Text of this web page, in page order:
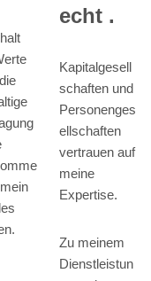
echt .
Kapitalgesell
schaften und
Personenges
ellschaften
vertrauen auf
meine
Expertise.
Zu meinem
Dienstleistun